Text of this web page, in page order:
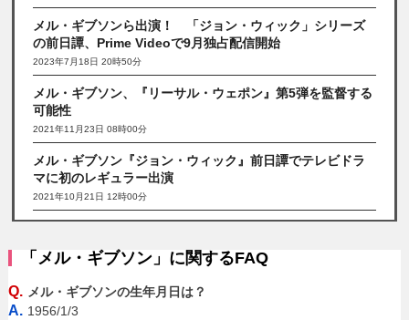
メル・ギブソンら出演！ 「ジョン・ウィック」シリーズ
の前日譚、Prime Videoで9月独占配信開始
2023年7月18日 20時50分
メル・ギブソン、『リーサル・ウェポン』第5弾を監督する
可能性
2021年11月23日 08時00分
メル・ギブソン『ジョン・ウィック』前日譚でテレビドラ
マに初のレギュラー出演
2021年10月21日 12時00分
「メル・ギブソン」に関するFAQ
Q. メル・ギブソンの生年月日は？
A. 1956/1/3